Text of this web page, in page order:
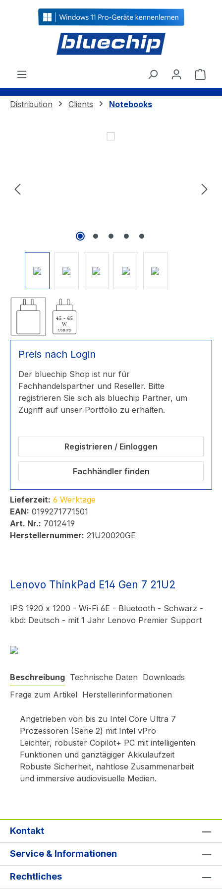
springen
Distribution Clients Notebooks
Bildergalerie überspringen
Preis nach Login
Der bluechip Shop ist nur für
Fachhandelspartner und Reseller. Bitte
registrieren Sie sich als bluechip Partner, um
Zugriff auf unser Portfolio zu erhalten.
Registrieren / Einloggen
Fachhändler finden
Lieferzeit: 6 Werktage
EAN: 0199271771501
Art. Nr.: 7012419
Herstellernummer: 21U20020GE
Lenovo ThinkPad E14 Gen 7 21U2
IPS 1920 x 1200 - Wi-Fi 6E - Bluetooth - Schwarz -
kbd: Deutsch - mit 1 Jahr Lenovo Premier Support
Beschreibung Technische Daten Downloads
Frage zum Artikel Herstellerinformationen
Angetrieben von bis zu Intel Core Ultra 7
Prozessoren (Serie 2) mit Intel vPro
Leichter, robuster Copilot+ PC mit intelligenten
Funktionen und ganztägiger Akkulaufzeit
Robuste Sicherheit, nahtlose Zusammenarbeit
und immersive audiovisuelle Medien.
Kontakt
Service & Informationen
Rechtliches